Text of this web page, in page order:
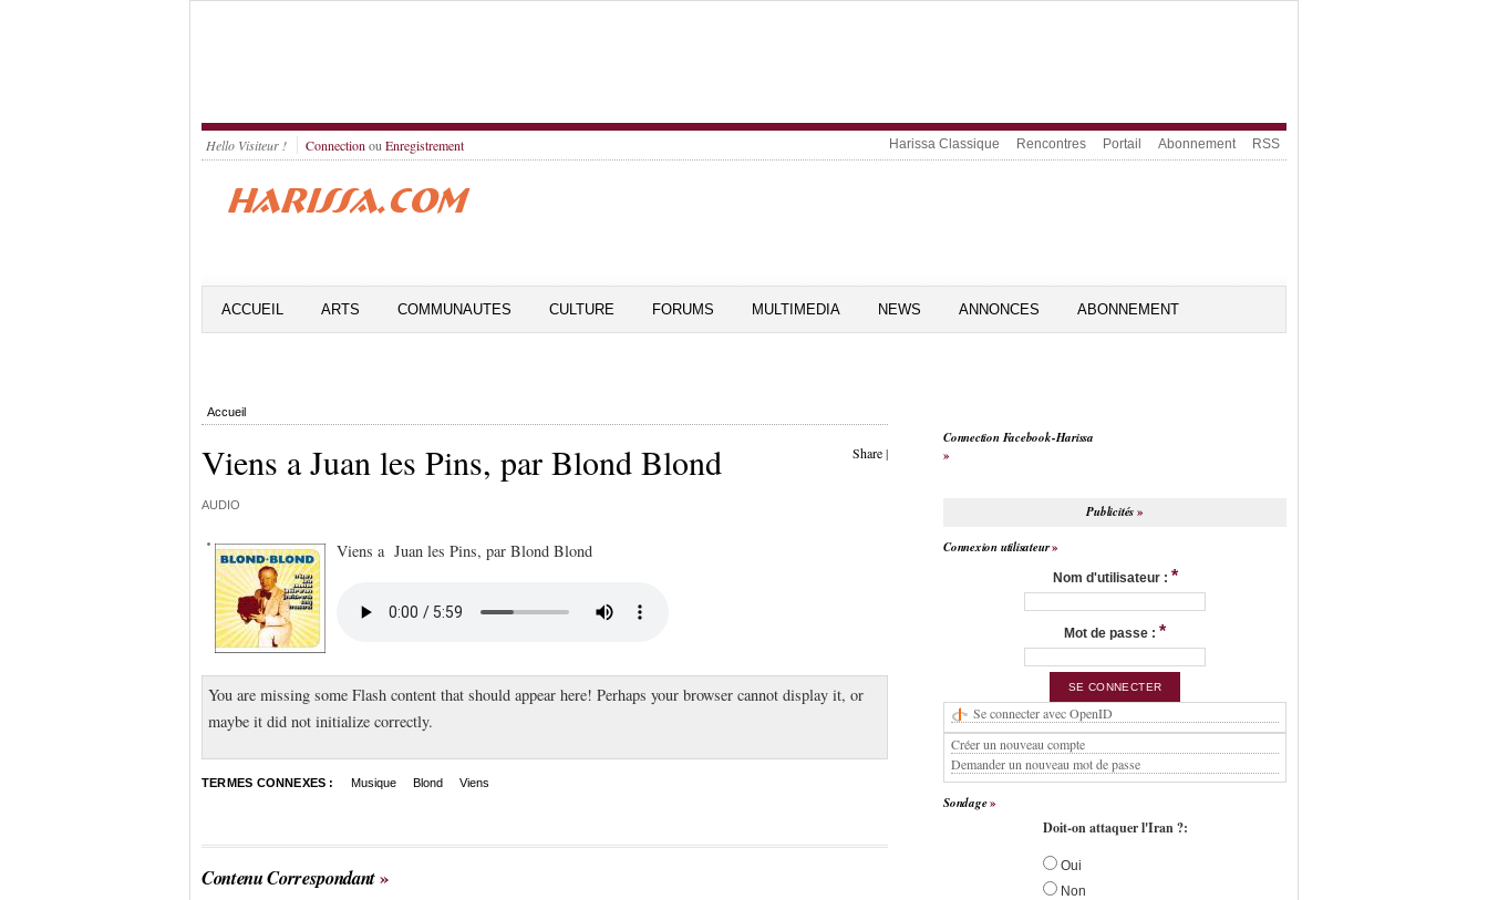
Hello Visiteur ! Connection ou Enregistrement Harissa Classique Rencontres Portail Abonnement RSS
ACCUEIL ARTS COMMUNAUTES CULTURE FORUMS MULTIMEDIA NEWS ANNONCES ABONNEMENT
Accueil
Share|
Viens a Juan les Pins, par Blond Blond
AUDIO
Viens a Juan les Pins, par Blond Blond
You are missing some Flash content that should appear here! Perhaps your browser cannot display it, or
maybe it did not initialize correctly.
TERMES CONNEXES : Musique Blond Viens
Contenu Correspondant
Connection Facebook-Harissa
Publicités
Connexion utilisateur
Nom d'utilisateur : *
Mot de passe : *
Se connecter avec OpenID
Créer un nouveau compte
Demander un nouveau mot de passe
Sondage
Doit-on attaquer l'Iran ?:
Oui
Non